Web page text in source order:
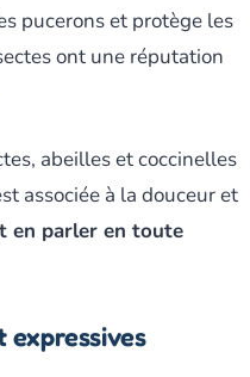
pucerons et protège les
ont une réputation
abeilles et coccinelles
associée à la douceur et
en parler en toute
expressives